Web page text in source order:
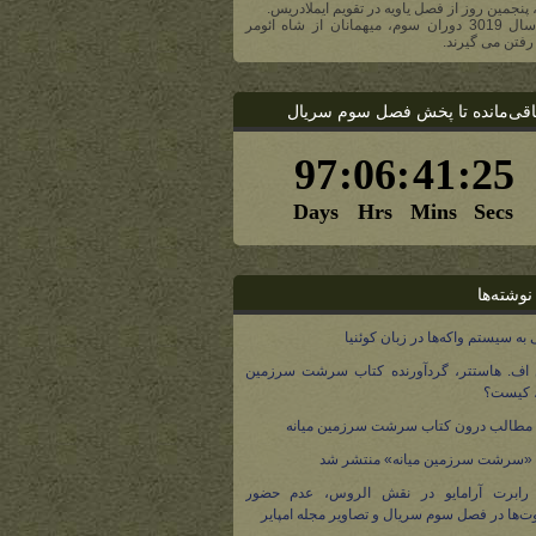
پنجمین روز از فصل یاویه در تقویم ایملادریس.
- در سال 3019 دوران سوم، میهمانان از شاه ائومر
رفتن می گیرند.
تا پخش فصل سوم سریال
نوشته‌ها
به سیستم واکه‌ها در زبان کوئنیا
اف. هاستتر، گردآورنده کتاب سرشت سرزمین
کیست؟
درون کتاب سرشت سرزمین میانه
«سرشت سرزمین میانه» منتشر شد
رابرت آرامایو در نقش الروس، عدم حضور
در فصل سوم سریال و تصاویر مجله امپایر